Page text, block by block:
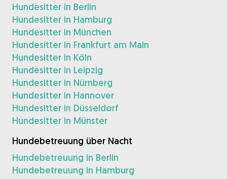
Hundesitter in Berlin
Hundesitter in Hamburg
Hundesitter in München
Hundesitter in Frankfurt am Main
Hundesitter in Köln
Hundesitter in Leipzig
Hundesitter in Nürnberg
Hundesitter in Hannover
Hundesitter in Düsseldorf
Hundesitter in Münster
Hundebetreuung über Nacht
Hundebetreuung in Berlin
Hundebetreuung in Hamburg